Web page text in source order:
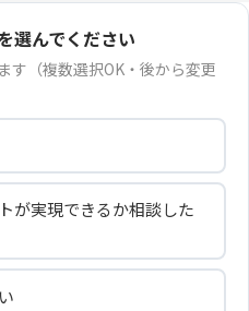
選んでください
す（複数選択OK・後から変更
が実現できるか相談した